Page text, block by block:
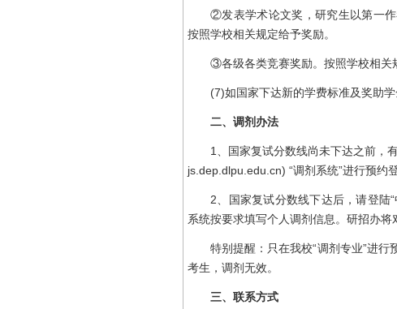
②发表学术论文奖，研究生以第一作
按照学校相关规定给予奖励。
③各级各类竞赛奖励。按照学校相关规
(7)如国家下达新的学费标准及奖助学
二、调剂办法
1、国家复试分数线尚未下达之前，有
js.dep.dlpu.edu.cn) “调剂系统”进行预约登
2、国家复试分数线下达后，请登陆“
系统按要求填写个人调剂信息。研招办将
特别提醒：只在我校“调剂专业”进行
考生，调剂无效。
三、联系方式